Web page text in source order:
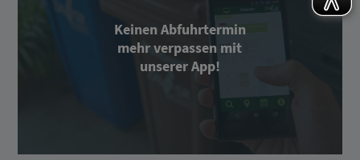
Keinen Abfuhrtermin
mehr verpassen mit
unserer App!